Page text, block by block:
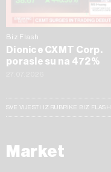
Biz Flash
Dionice CXMT Corp.
porasle su na 472%
SVE VIJESTI IZ RUBRIKE BIZ FLASH
Market